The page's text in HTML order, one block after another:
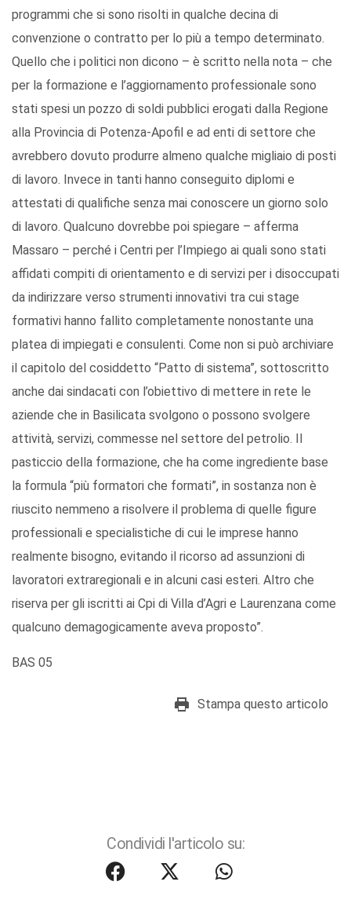
programmi che si sono risolti in qualche decina di
convenzione o contratto per lo più a tempo determinato.
Quello che i politici non dicono – è scritto nella nota – che
per la formazione e l’aggiornamento professionale sono
stati spesi un pozzo di soldi pubblici erogati dalla Regione
alla Provincia di Potenza-Apofil e ad enti di settore che
avrebbero dovuto produrre almeno qualche migliaio di posti
di lavoro. Invece in tanti hanno conseguito diplomi e
attestati di qualifiche senza mai conoscere un giorno solo
di lavoro. Qualcuno dovrebbe poi spiegare – afferma
Massaro – perché i Centri per l’Impiego ai quali sono stati
affidati compiti di orientamento e di servizi per i disoccupati
da indirizzare verso strumenti innovativi tra cui stage
formativi hanno fallito completamente nonostante una
platea di impiegati e consulenti. Come non si può archiviare
il capitolo del cosiddetto “Patto di sistema”, sottoscritto
anche dai sindacati con l’obiettivo di mettere in rete le
aziende che in Basilicata svolgono o possono svolgere
attività, servizi, commesse nel settore del petrolio. Il
pasticcio della formazione, che ha come ingrediente base
la formula “più formatori che formati”, in sostanza non è
riuscito nemmeno a risolvere il problema di quelle figure
professionali e specialistiche di cui le imprese hanno
realmente bisogno, evitando il ricorso ad assunzioni di
lavoratori extraregionali e in alcuni casi esteri. Altro che
riserva per gli iscritti ai Cpi di Villa d’Agri e Laurenzana come
qualcuno demagogicamente aveva proposto”.
BAS 05
Stampa questo articolo
Condividi l'articolo su: